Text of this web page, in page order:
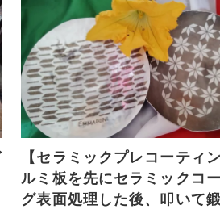
【セラミックプレコーティ
ルミ板を先にセラミックコ
グ表面処理した後、叩いて